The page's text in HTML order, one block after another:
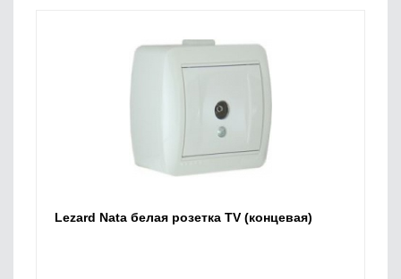
Lezard Nata белая розетка TV (концевая)